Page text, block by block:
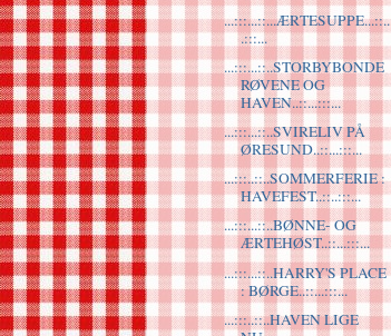
...:::...::...ÆRTESUPPE...::..
.:::...
...:::...::..STORBYBONDE
RØVENE OG
HAVEN..::...:::...
...:::...::..SVIRELIV PÅ
ØRESUND..::...:::...
...:::..::..SOMMERFERIE :
HAVEFEST..::..:::...
...:::...::..BØNNE- OG
ÆRTEHØST..::...:::...
...:::...::..HARRY'S PLACE
: BØRGE..::...:::...
...:::..::..HAVEN LIGE